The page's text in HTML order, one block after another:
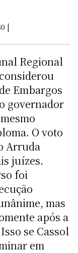
|
Regional
Embargos
governador
O voto
Arruda
juízes.
foi
mas
após a
se Cassol
em